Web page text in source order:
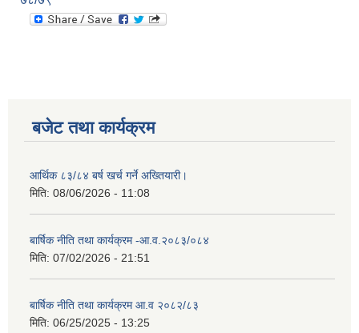
बजेट तथा कार्यक्रम
आर्थिक ८३/८४ बर्ष खर्च गर्ने अख्तियारी।
मिति: 08/06/2026 - 11:08
बार्षिक नीति तथा कार्यक्रम -आ.व.२०८३/०८४
मिति: 07/02/2026 - 21:51
बार्षिक नीति तथा कार्यक्रम आ.व २०८२/८३
मिति: 06/25/2025 - 13:25